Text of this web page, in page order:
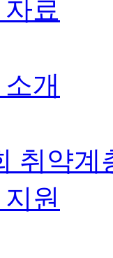
료
개
취약계
원